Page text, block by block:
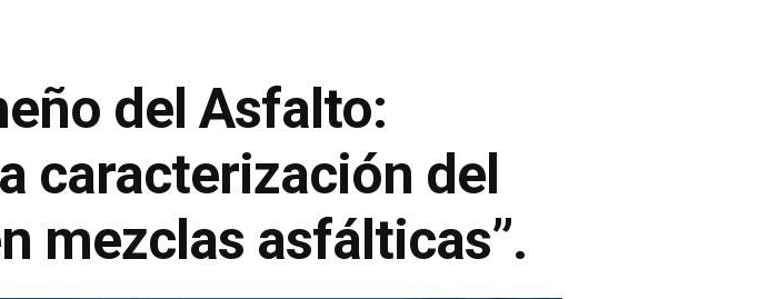
del Asfalto:
caracterización del
mezclas asfálticas”.